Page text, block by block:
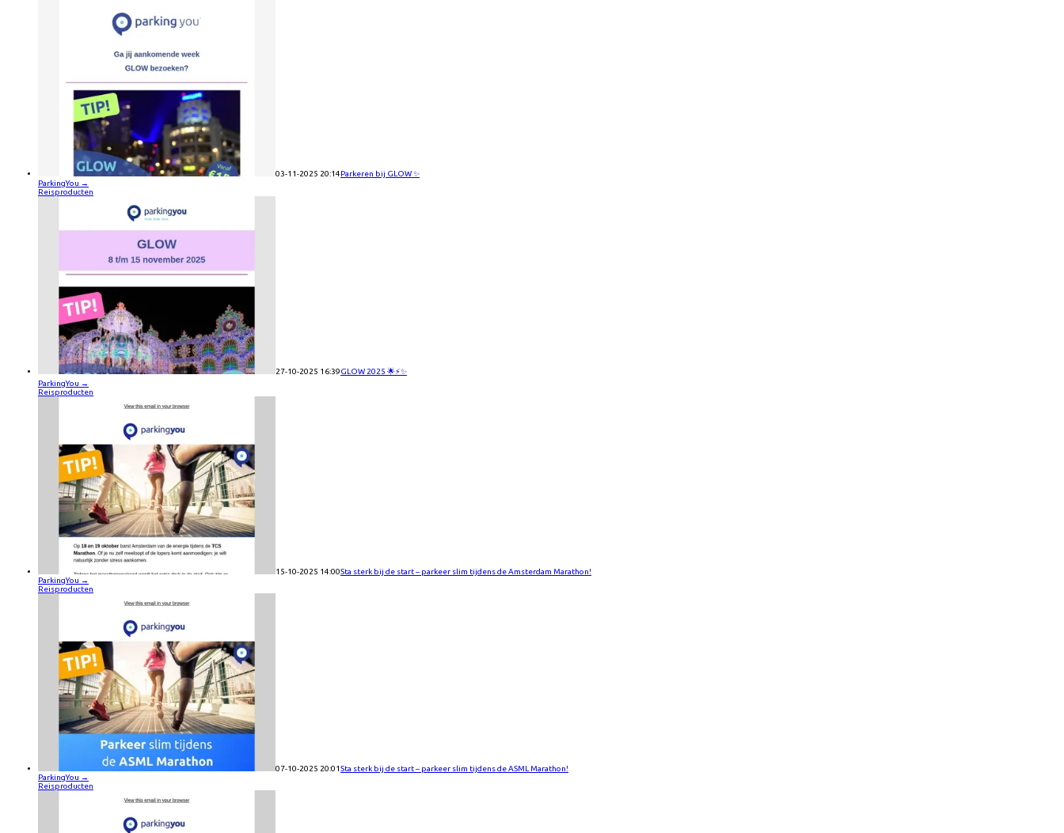
03-11-2025 20:14Parkeren bij GLOW ✨
ParkingYou →
Reisproducten
27-10-2025 16:39GLOW 2025 🌟⚡✨
ParkingYou →
Reisproducten
15-10-2025 14:00Sta sterk bij de start – parkeer slim tijdens de Amsterdam Marathon!
ParkingYou →
Reisproducten
07-10-2025 20:01Sta sterk bij de start – parkeer slim tijdens de ASML Marathon!
ParkingYou →
Reisproducten